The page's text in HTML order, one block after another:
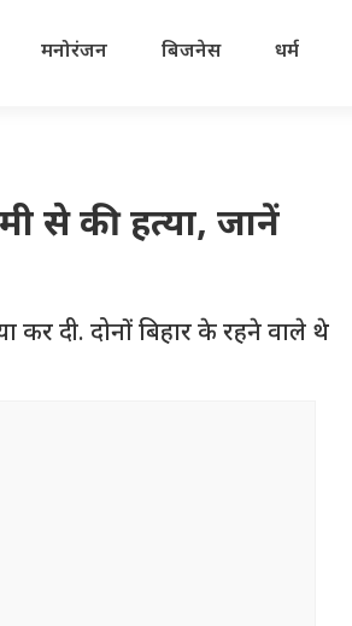
मनोरंजन बिजनेस धर्म
से की हत्या, जानें
दी. दोनों बिहार के रहने वाले थे